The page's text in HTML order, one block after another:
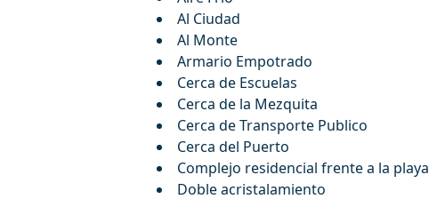
Al Ciudad
Al Monte
Armario Empotrado
Cerca de Escuelas
Cerca de la Mezquita
Cerca de Transporte Publico
Cerca del Puerto
Complejo residencial frente a la playa
Doble acristalamiento